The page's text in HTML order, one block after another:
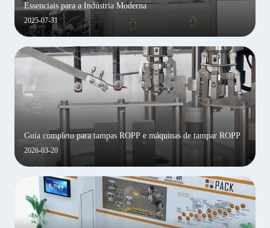
2025-07-31
Essenciais para a Indústria Moderna
2026-03-20
Guia completo para tampas ROPP e máquinas de tampar ROPP